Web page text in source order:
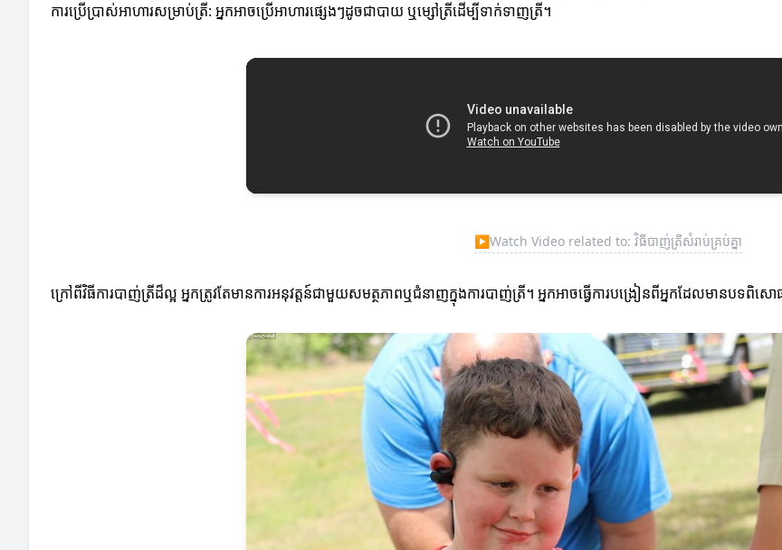
ការប្រើប្រាស់អាហារសម្រាប់ត្រី: អ្នកអាចប្រើអាហារផ្សេងៗដូចជាបាយ ឬម្សៅត្រីដើម្បីទាក់ទាញត្រី។
▶Watch Video related to: វិធីបាញ់ត្រីសំរាប់គ្រប់គ្នា
ក្រៅពីវិធីការបាញ់ត្រីដ៏ល្អ អ្នកត្រូវតែមានការអនុវត្តន៍ជាមួយសមត្ថភាពឬជំនាញក្នុងការបាញ់ត្រី។ អ្នកអាចធ្វើការបង្រៀនពីអ្នកដែលមានបទពិ